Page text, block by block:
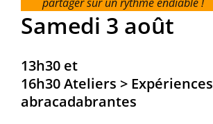
Samedi 3 août
13h30 et
16h30 Ateliers > Expériences
abracadabrantes